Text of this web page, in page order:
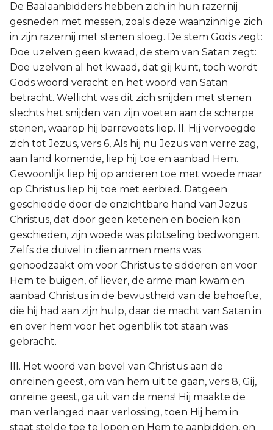
De Baälaanbidders hebben zich in hun razernij
gesneden met messen, zoals deze waanzinnige zich
in zijn razernij met stenen sloeg. De stem Gods zegt:
Doe uzelven geen kwaad, de stem van Satan zegt:
Doe uzelven al het kwaad, dat gij kunt, toch wordt
Gods woord veracht en het woord van Satan
betracht. Wellicht was dit zich snijden met stenen
slechts het snijden van zijn voeten aan de scherpe
stenen, waarop hij barrevoets liep. Il. Hij vervoegde
zich tot Jezus, vers 6, Als hij nu Jezus van verre zag,
aan land komende, liep hij toe en aanbad Hem.
Gewoonlijk liep hij op anderen toe met woede maar
op Christus liep hij toe met eerbied. Datgeen
geschiedde door de onzichtbare hand van Jezus
Christus, dat door geen ketenen en boeien kon
geschieden, zijn woede was plotseling bedwongen.
Zelfs de duivel in dien armen mens was
genoodzaakt om voor Christus te sidderen en voor
Hem te buigen, of liever, de arme man kwam en
aanbad Christus in de bewustheid van de behoefte,
die hij had aan zijn hulp, daar de macht van Satan in
en over hem voor het ogenblik tot staan was
gebracht.
III. Het woord van bevel van Christus aan de
onreinen geest, om van hem uit te gaan, vers 8, Gij,
onreine geest, ga uit van de mens! Hij maakte de
man verlanged naar verlossing, toen Hij hem in
staat stelde toe te lopen en Hem te aanbidden, en